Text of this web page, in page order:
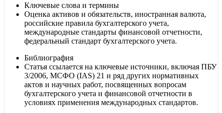
Ключевые слова и термины
Оценка активов и обязательств, иностранная валюта,
российские правила бухгалтерского учета,
международные стандарты финансовой отчетности,
федеральный стандарт бухгалтерского учета.
Библиография
Статья ссылается на ключевые источники, включая ПБУ
3/2006, МСФО (IAS) 21 и ряд других нормативных
актов и научных работ, посвященных вопросам
бухгалтерского учета и финансовой отчетности в
условиях применения международных стандартов.